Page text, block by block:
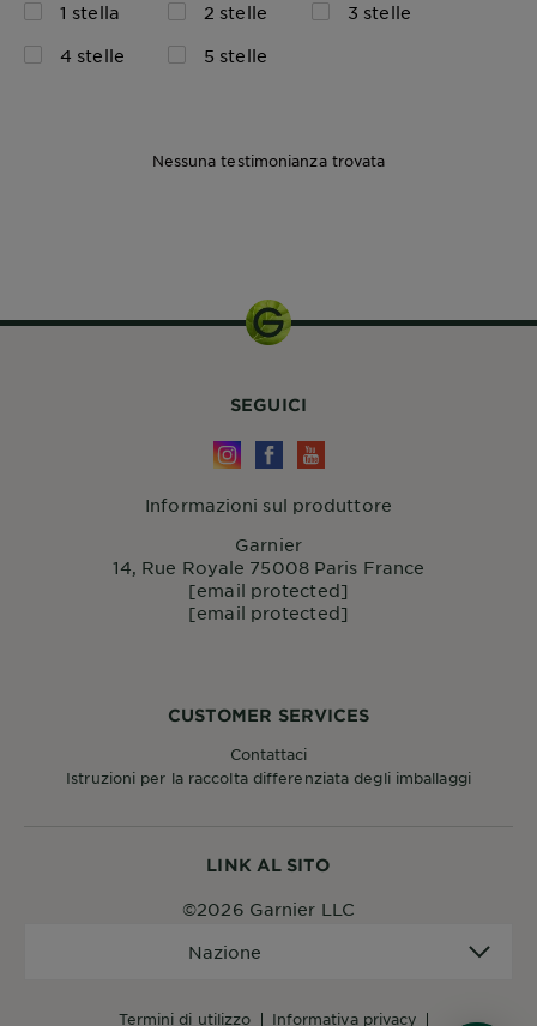
1 stella 2 stelle
3 stelle
4 stelle
5 stelle
Nessuna testimonianza trovata
LINK AL SITO
termini di utilizzo informativa privacy
Nazione
©2026 Garnier LLC
CUSTOMER SERVICES
Contattaci
Istruzioni per la raccolta differenziata degli imballaggi
SEGUICI
Informazioni sul produttore
Garnier
14, Rue Royale 75008 Paris France
[email protected]
[email protected]